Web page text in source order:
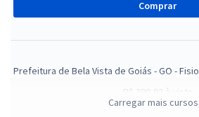
Comprar
Prefeitura de Bela Vista de Goiás - GO -
R$ 399,92 à vista
ou 12x de R$
Carregar mais cursos